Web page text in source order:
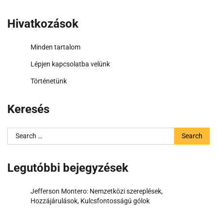
Hivatkozások
Minden tartalom
Lépjen kapcsolatba velünk
Történetünk
Keresés
Search
for:
Legutóbbi bejegyzések
Jefferson Montero: Nemzetközi szereplések,
Hozzájárulások, Kulcsfontosságú gólok